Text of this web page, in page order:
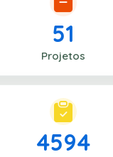
51
Projetos
4594